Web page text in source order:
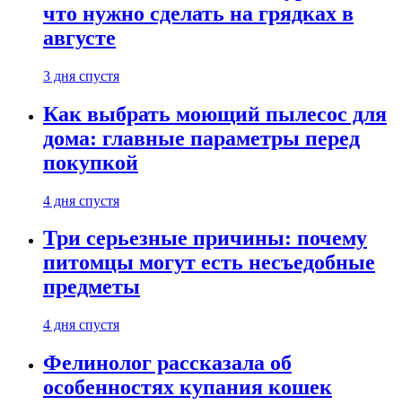
что нужно сделать на грядках в
августе
3 дня спустя
Как выбрать моющий пылесос для
дома: главные параметры перед
покупкой
4 дня спустя
Три серьезные причины: почему
питомцы могут есть несъедобные
предметы
4 дня спустя
Фелинолог рассказала об
особенностях купания кошек